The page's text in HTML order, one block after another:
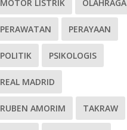
MOTOR LISTRIK OLAHRAGA
PERAWATAN PERAYAAN
POLITIK PSIKOLOGIS
REAL MADRID
RUBEN AMORIM TAKRAW